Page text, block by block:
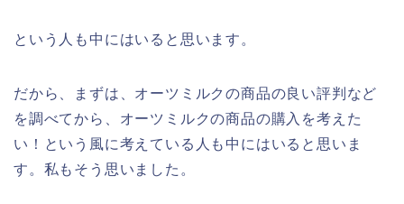
という人も中にはいると思います。
だから、まずは、オーツミルクの商品の良い評判など
を調べてから、オーツミルクの商品の購入を考えた
い！という風に考えている人も中にはいると思いま
す。私もそう思いました。